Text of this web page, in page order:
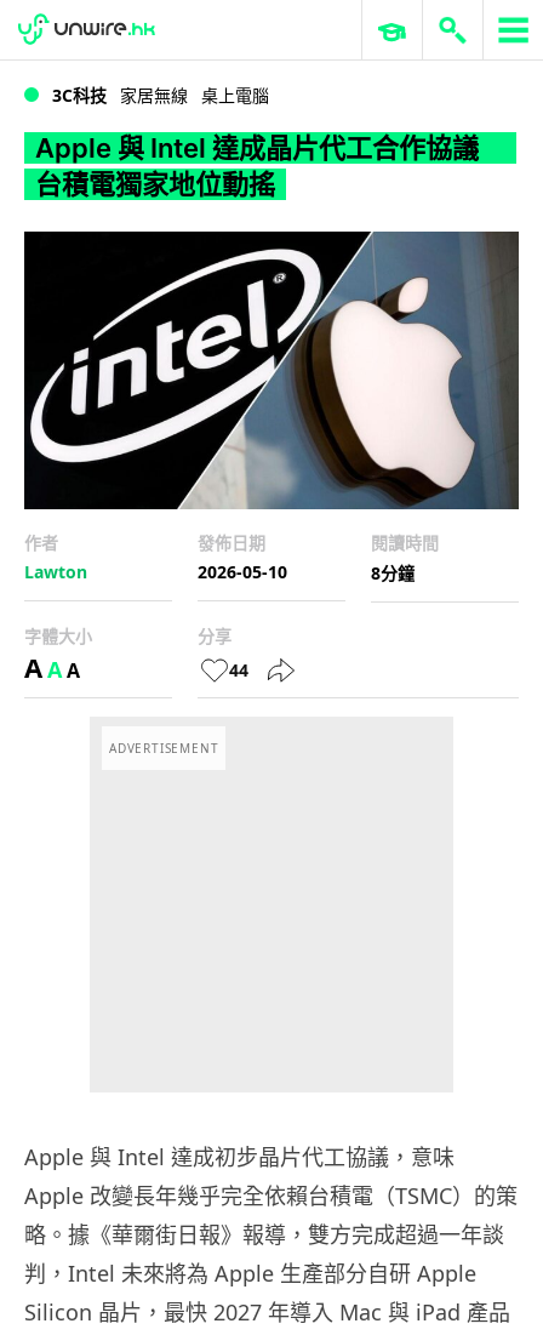
WWDC 2026 ERP 與商業 AI
3C科技 家居無線 桌上電腦
Apple 與 Intel 達成晶片代工合作協議
台積電獨家地位動搖
作者
Lawton
發佈日期
2026-05-10
閱讀時間
8分鐘
字體大小
AAA
分享
44
ADVERTISEMENT
Apple 與 Intel 達成初步晶片代工協議，意味
Apple 改變長年幾乎完全依賴台積電（TSMC）的策
略。據《華爾街日報》報導，雙方完成超過一年談
判，Intel 未來將為 Apple 生產部分自研 Apple
Silicon 晶片，最快 2027 年導入 Mac 與 iPad 產品